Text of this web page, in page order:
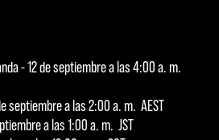
- 12 de septiembre a las 4:00 a. m.
septiembre a las 2:00 a. m. AEST
a las 1:00 a. m. JST